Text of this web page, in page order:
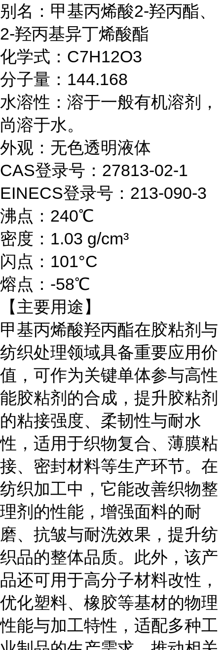
别名： 甲基丙烯酸2-羟丙酯、
2-羟丙基异丁烯酸酯
化学式：C7H12O3
分子量：144.168
水溶性：溶于一般有机溶剂，
尚溶于水。
外观：无色透明液体
CAS登录号：27813-02-1
EINECS登录号：213-090-3
沸点：240℃
密度：1.03 g/cm³
闪点：101°C
熔点：-58℃
【主要用途】
甲基丙烯酸羟丙酯在胶粘剂与
纺织处理领域具备重要应用价
值，可作为关键单体参与高性
能胶粘剂的合成，提升胶粘剂
的粘接强度、柔韧性与耐水
性，适用于织物复合、薄膜粘
接、密封材料等生产环节。在
纺织加工中，它能改善织物整
理剂的性能，增强面料的耐
磨、抗皱与耐洗效果，提升纺
织品的整体品质。此外，该产
品还可用于高分子材料改性，
优化塑料、橡胶等基材的物理
性能与加工特性，适配多种工